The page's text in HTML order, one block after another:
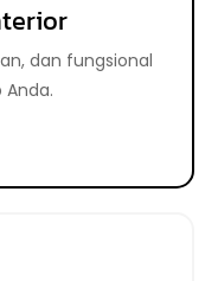
dan fungsional
lebih aesthetic
properti Anda.